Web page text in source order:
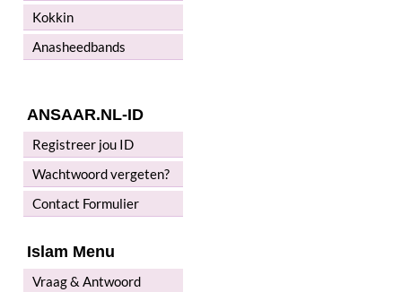
Kokkin
Anasheedbands
ANSAAR.NL-ID
Registreer jou ID
Wachtwoord vergeten?
Contact Formulier
Islam Menu
Vraag & Antwoord